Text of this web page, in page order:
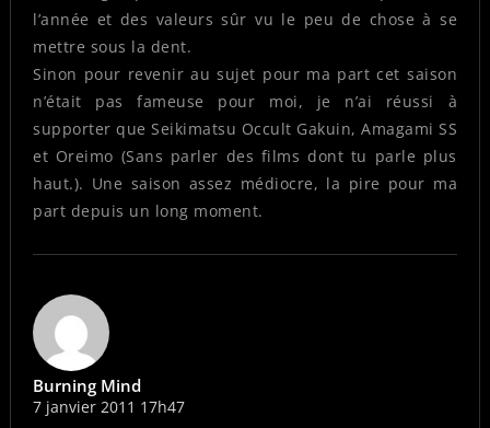
l’année et des valeurs sûr vu le peu de chose à se
mettre sous la dent.
Sinon pour revenir au sujet pour ma part cet saison
n’était pas fameuse pour moi, je n’ai réussi à
supporter que Seikimatsu Occult Gakuin, Amagami SS
et Oreimo (Sans parler des films dont tu parle plus
haut.). Une saison assez médiocre, la pire pour ma
part depuis un long moment.
Burning Mind
7 janvier 2011 17h47